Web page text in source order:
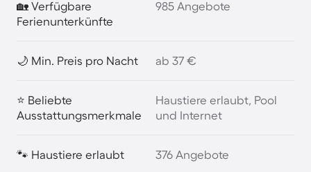
🏡 Verfügbare
Ferienunterkünfte
985 Angebote
🌙 Min. Preis pro Nacht ab 37 €
⭐ Beliebte
Ausstattungsmerkmale
Haustiere erlaubt, Pool
und Internet
🐾 Haustiere erlaubt 376 Angebote